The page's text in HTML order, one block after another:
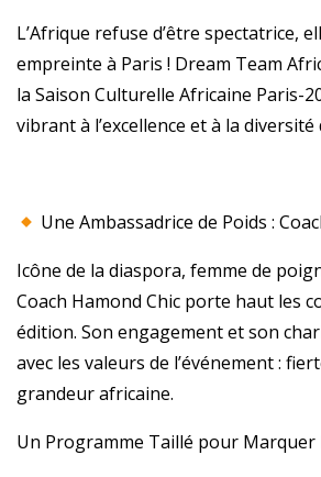
L’Afrique refuse d’être spectatrice,
empreinte à Paris ! Dream Team
la Saison Culturelle Africaine Paris-
vibrant à l’excellence et à la
Une Ambassadrice de Poids :
Icône de la diaspora, femme de
Coach Hamond Chic porte haut les
édition. Son engagement et son
avec les valeurs de l’événement :
grandeur africaine.
Un Programme Taillé pour Marquer